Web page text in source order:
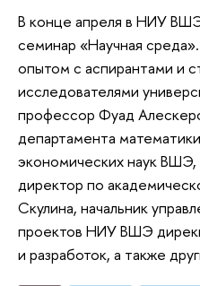
В конце апреля в НИУ
семинар «Научная
опытом с аспирантами и
исследователями
профессор Фуад
департамента
экономических наук
директор по
Скулина, начальник
проектов НИУ ВШЭ
и разработок, а также